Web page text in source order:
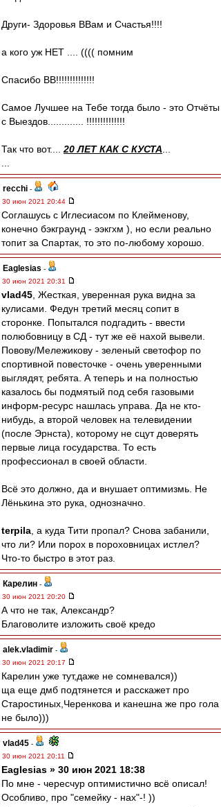
Други- Здоровья ВВам и Счастья!!!!
а кого уж НЕТ .... (((( помним
Спасибо ВВ!!!!!!!!!!!!!!
Cамое Лучшее на Тебе тогда было - это Отчёты
с Выездов............. !!!!!!!!!!!!!!
Так что вот.... 20 ЛЕТ КАК С КУСТА
recchi -
30 июн 2021 20:44
Соглашусь с Иглесиасом по Клейменову,
конечно бэкграунд - ээкгхм ), но если реально
топит за Спартак, то это по-любому хорошо.
Eaglesias -
30 июн 2021 20:31
vlad45 , Жесткая, уверенная рука видна за
кулисами. Федун третий месяц сопит в
сторонке. Попытался подгадить - ввести
полюбовницу в СД - тут же её нахой вывели.
Повову/Мележикову - зеленый светофор по
спортивной повесточке - очень уверенными
выглядят, ребята. А теперь и на полностью
казалось бы подмятый под себя газовыми
информ-ресурс нашлась управа. Да не кто-
нибудь, а второй человек на телевидении
(после Эрнста), которому не сцут доверять
первые лица государства. То есть
профессионал в своей области.
Всё это должно, да и внушает оптимизмь. Не
Лёнькина это рука, однозначно.
terpila , а куда Тити пропал? Снова забанили,
что ли? Или порох в пороховницах истлел?
Что-то быстро в этот раз.
Карелин -
30 июн 2021 20:20
А что не так, Александр?
Благоволите изложить своё кредо
alek.vladimir -
30 июн 2021 20:17
Карелин уже тут,даже не сомневался))
ща еще дмб подтянется и расскажет про
Старостиных,Черенкова и канешна же про гола
не было)))
vlad45 -
30 июн 2021 20:11
Eaglesias » 30 июн 2021 18:38
По мне - чересчур оптимистично всё описал!
Особливо, про "семейку - нах"-! ))